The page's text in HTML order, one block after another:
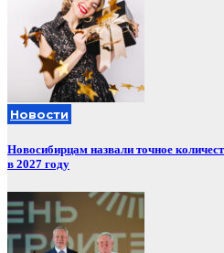
Новости
Новосибирцам назвали точное
в 2027 году